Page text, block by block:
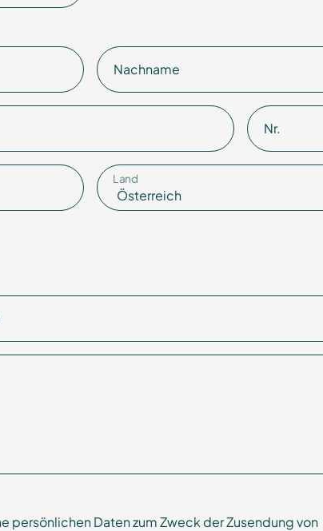
Nachname
Nr.
Land
persönlichen Daten zum Zweck der Zusendung von